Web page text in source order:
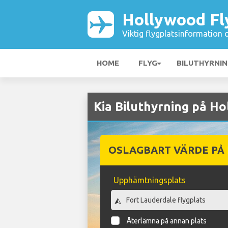
Hollywood
Viktig flygplatsinformation
HOME FLYG
Kia Biluthyrning på
OSLAGBART VÄRDE
Upphämtningsplats
Återlämna på annan plats